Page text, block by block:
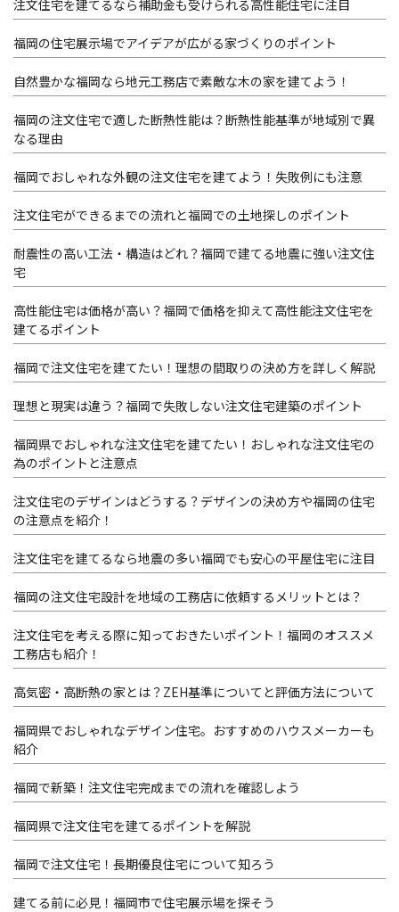
注文住宅を建てるなら補助金も受けられる高性能住宅に注目
福岡の住宅展示場でアイデアが広がる家づくりのポイント
自然豊かな福岡なら地元工務店で素敵な木の家を建てよう！
福岡の注文住宅で適した断熱性能は？断熱性能基準が地域別で異
なる理由
福岡でおしゃれな外観の注文住宅を建てよう！失敗例にも注意
注文住宅ができるまでの流れと福岡での土地探しのポイント
耐震性の高い工法・構造はどれ？福岡で建てる地震に強い注文住
宅
高性能住宅は価格が高い？福岡で価格を抑えて高性能注文住宅を
建てるポイント
福岡で注文住宅を建てたい！理想の間取りの決め方を詳しく解説
理想と現実は違う？福岡で失敗しない注文住宅建築のポイント
福岡県でおしゃれな注文住宅を建てたい！おしゃれな注文住宅の
為のポイントと注意点
注文住宅のデザインはどうする？デザインの決め方や福岡の住宅
の注意点を紹介！
注文住宅を建てるなら地震の多い福岡でも安心の平屋住宅に注目
福岡の注文住宅設計を地域の工務店に依頼するメリットとは？
注文住宅を考える際に知っておきたいポイント！福岡のオススメ
工務店も紹介！
高気密・高断熱の家とは？ZEH基準についてと評価方法について
福岡県でおしゃれなデザイン住宅。おすすめのハウスメーカーも
紹介
福岡で新築！注文住宅完成までの流れを確認しよう
福岡県で注文住宅を建てるポイントを解説
福岡で注文住宅！長期優良住宅について知ろう
建てる前に必見！福岡市で住宅展示場を探そう